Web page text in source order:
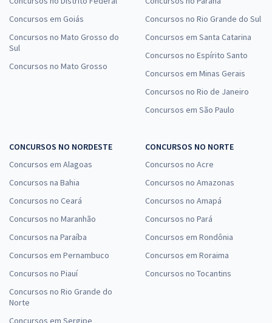
Concursos em Goiás
Concursos no Mato Grosso do
Sul
Concursos no Mato Grosso
Concursos no Rio Grande do Sul
Concursos em Santa Catarina
Concursos no Espírito Santo
Concursos em Minas Gerais
Concursos no Rio de Janeiro
Concursos em São Paulo
CONCURSOS NO NORDESTE
Concursos em Alagoas
Concursos na Bahia
Concursos no Ceará
Concursos no Maranhão
Concursos na Paraíba
Concursos em Pernambuco
Concursos no Piauí
Concursos no Rio Grande do
Norte
Concursos em Sergipe
CONCURSOS NO NORTE
Concursos no Acre
Concursos no Amazonas
Concursos no Amapá
Concursos no Pará
Concursos em Rondônia
Concursos em Roraima
Concursos no Tocantins